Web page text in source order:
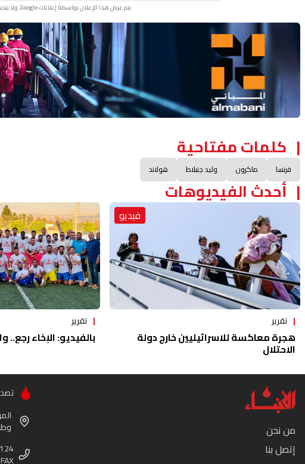
يتم عرض هذا الإعلان بواسطة إعلانات Google، ولا يتحكم موقعنا في الإعلانات التي تظهر لكل مستخدم.
Advertisement Section
كلمات مفتاحية
فرنسا ماكرون وليد جنبلاط هولاند
أحدث الفيديوهات
فيديو
تقرير
هجرة معاكسة للاسرائيليين خارج دولة
الاحتلال
تقرير
بالفيديو: الإخاء رجع..
من نحن
إتصل بنا